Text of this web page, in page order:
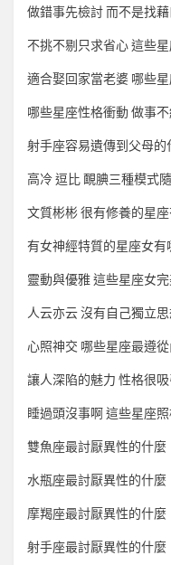
做錯事先檢討 而不是找
不挑不剔只求省心 這些
適合娶回家當老婆 哪些
哪些星座性格衝動 做事
射手座容易遺傳到父母的
高冷 逗比 靦腆三種模式
文質彬彬 很有修養的星
有女神經特質的星座女有
靈動與優雅 這些星座女
人云亦云 沒有自己獨立
心照神交 哪些星座最遵
讓人深陷的魅力 性格很
睡過頭沒事啊 這些星座
雙魚座最討厭異性的什麼
水瓶座最討厭異性的什麼
摩羯座最討厭異性的什麼
射手座最討厭異性的什麼